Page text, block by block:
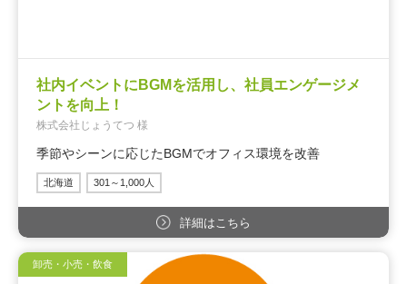
社内イベントにBGMを活用し、社員エンゲージメ
ントを向上！
株式会社じょうてつ 様
季節やシーンに応じたBGMでオフィス環境を改善
北海道 301～1,000人
詳細はこちら
卸売・小売・飲食